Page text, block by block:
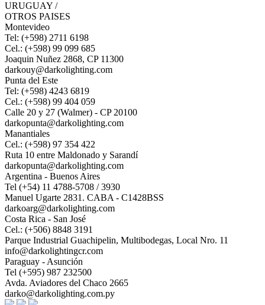
URUGUAY /
OTROS PAISES
Montevideo
Tel: (+598) 2711 6198
Cel.: (+598) 99 099 685
Joaquin Nuñez 2868, CP 11300
darkouy@darkolighting.com
Punta del Este
Tel: (+598) 4243 6819
Cel.: (+598) 99 404 059
Calle 20 y 27 (Walmer) - CP 20100
darkopunta@darkolighting.com
Manantiales
Cel.: (+598) 97 354 422
Ruta 10 entre Maldonado y Sarandí
darkopunta@darkolighting.com
Argentina - Buenos Aires
Tel (+54) 11 4788-5708 / 3930
Manuel Ugarte 2831. CABA - C1428BSS
darkoarg@darkolighting.com
Costa Rica - San José
Cel.: (+506) 8848 3191
Parque Industrial Guachipelin, Multibodegas, Local Nro. 11
info@darkolightingcr.com
Paraguay - Asunción
Tel (+595) 987 232500
Avda. Aviadores del Chaco 2665
darko@darkolighting.com.py